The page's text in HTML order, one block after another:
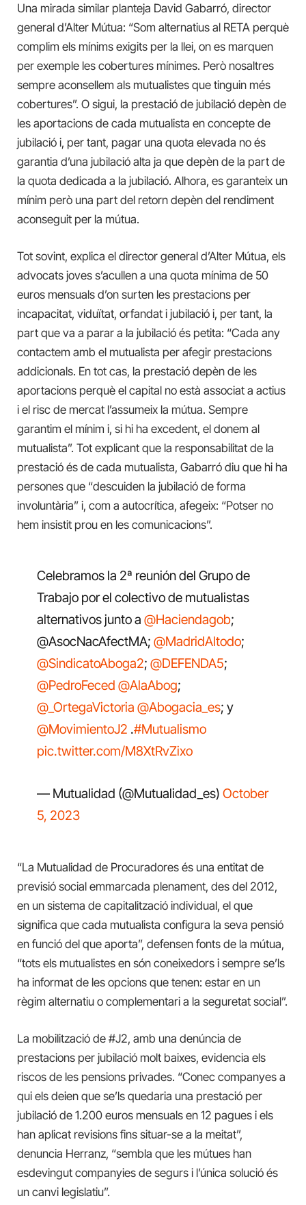
Una mirada similar planteja David Gabarró, director
general d’Alter Mútua: “Som alternatius al RETA perquè
complim els mínims exigits per la llei, on es marquen
per exemple les cobertures mínimes. Però nosaltres
sempre aconsellem als mutualistes que tinguin més
cobertures”. O sigui, la prestació de jubilació depèn de
les aportacions de cada mutualista en concepte de
jubilació i, per tant, pagar una quota elevada no és
garantia d’una jubilació alta ja que depèn de la part de
la quota dedicada a la jubilació. Alhora, es garanteix un
mínim però una part del retorn depèn del rendiment
aconseguit per la mútua.
Tot sovint, explica el director general d’Alter Mútua, els
advocats joves s’acullen a una quota mínima de 50
euros mensuals d’on surten les prestacions per
incapacitat, viduïtat, orfandat i jubilació i, per tant, la
part que va a parar a la jubilació és petita: “Cada any
contactem amb el mutualista per afegir prestacions
addicionals. En tot cas, la prestació depèn de les
aportacions perquè el capital no està associat a actius
i el risc de mercat l’assumeix la mútua. Sempre
garantim el mínim i, si hi ha excedent, el donem al
mutualista”. Tot explicant que la responsabilitat de la
prestació és de cada mutualista, Gabarró diu que hi ha
persones que “descuiden la jubilació de forma
involuntària” i, com a autocrítica, afegeix: “Potser no
hem insistit prou en les comunicacions”.
Celebramos la 2ª reunión del Grupo de
Trabajo por el colectivo de mutualistas
alternativos junto a @Haciendagob;
@AsocNacAfectMA; @MadridAltodo;
@SindicatoAboga2; @DEFENDA5;
@PedroFeced @AlaAbog;
@_OrtegaVictoria @Abogacia_es; y
@MovimientoJ2 .#Mutualismo
pic.twitter.com/M8XtRvZixo
— Mutualidad (@Mutualidad_es) October
5, 2023
“La Mutualidad de Procuradores és una entitat de
previsió social emmarcada plenament, des del 2012,
en un sistema de capitalització individual, el que
significa que cada mutualista configura la seva pensió
en funció del que aporta”, defensen fonts de la mútua,
“tots els mutualistes en són coneixedors i sempre se’ls
ha informat de les opcions que tenen: estar en un
règim alternatiu o complementari a la seguretat social”.
La mobilització de #J2, amb una denúncia de
prestacions per jubilació molt baixes, evidencia els
riscos de les pensions privades. “Conec companyes a
qui els deien que se’ls quedaria una prestació per
jubilació de 1.200 euros mensuals en 12 pagues i els
han aplicat revisions fins situar-se a la meitat”,
denuncia Herranz, “sembla que les mútues han
esdevingut companyies de segurs i l’única solució és
un canvi legislatiu”.